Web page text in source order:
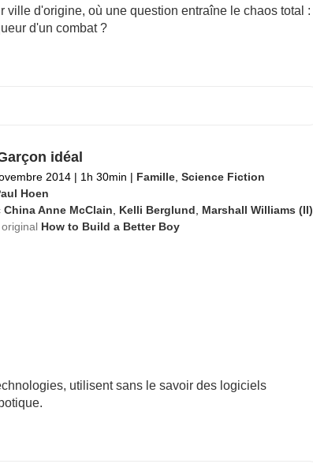
ville d'origine, où une question entraîne le chaos total :
d'un combat ?
idéal
2014 | 1h 30min | Famille, Science Fiction
Hoen
China Anne McClain Kelli Berglund
Marshall Williams (II)
How to Build a Better Boy
utilisent sans le savoir des logiciels